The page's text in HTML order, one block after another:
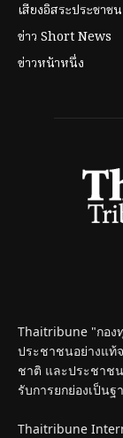
เสียงอิสระประชาชน
ข่าว Short News
ข่าวหน้าหนึ่ง
Thaitribune "กอง
ประชาชนอย่างแท้
ชาติ และประชาช
รับการยกย่องเป็น
Thaitribune